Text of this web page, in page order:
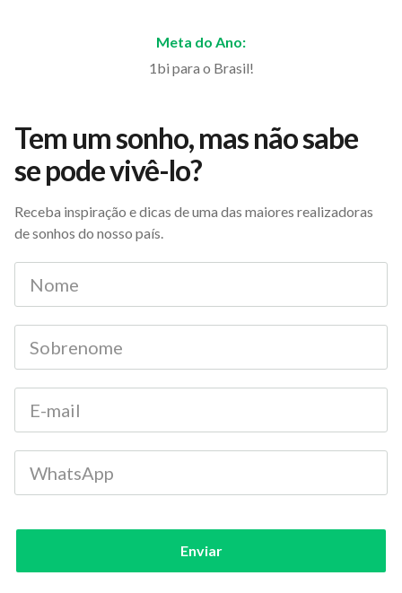
Meta do Ano:
1bi para o Brasil!
Tem um sonho, mas não sabe
se pode vivê-lo?
Receba inspiração e dicas de uma das maiores realizadoras
de sonhos do nosso país.
Enviar